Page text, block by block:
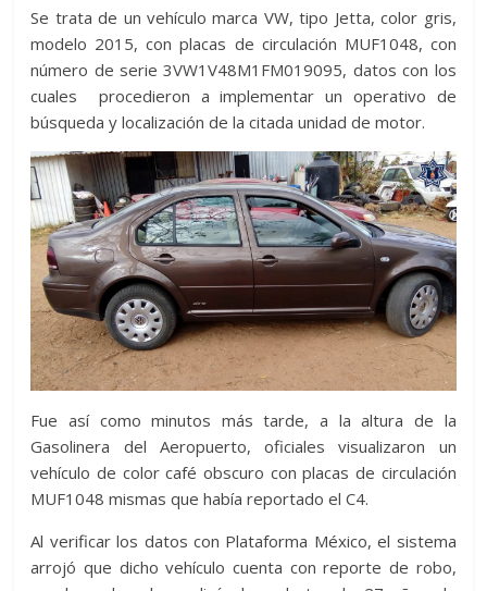
Se trata de un vehículo marca VW, tipo Jetta, color gris,
modelo 2015, con placas de circulación MUF1048, con
número de serie 3VW1V48M1FM019095, datos con los
cuales procedieron a implementar un operativo de
búsqueda y localización de la citada unidad de motor.
Fue así como minutos más tarde, a la altura de la
Gasolinera del Aeropuerto, oficiales visualizaron un
vehículo de color café obscuro con placas de circulación
MUF1048 mismas que había reportado el C4.
Al verificar los datos con Plataforma México, el sistema
arrojó que dicho vehículo cuenta con reporte de robo,